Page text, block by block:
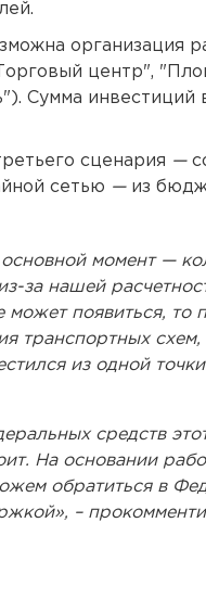
организация
центр",
Сумма инвестиций
сценария —
сетью —из
момент —
за нашей
может появиться,
транспортных
из одной
средств
На основании
обратиться в
–